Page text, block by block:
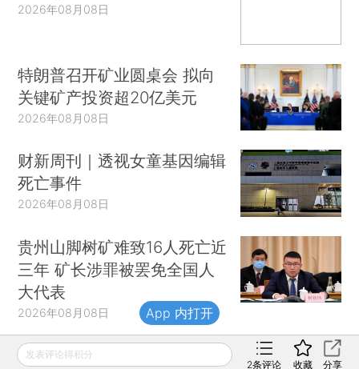
2026年08月08日
特朗普召开矿业圆桌会 拟向
关键矿产投资超20亿美元
2026年08月08日
财新周刊｜透视女童基因编辑
死亡事件
2026年08月08日
贵州山脚树矿难致16人死亡近
三年 矿长涉罪被罢免全国人
大代表
2026年08月08日
发表评论得积分
2条评论 收藏 分享
App 内打开